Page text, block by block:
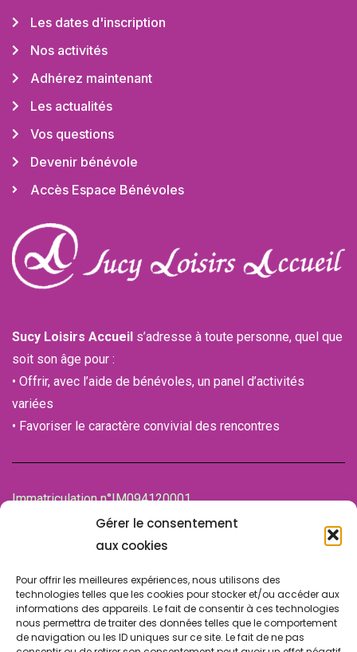
Gérer le consentement
aux cookies
Pour offrir les meilleures expériences, nous utilisons des
technologies telles que les cookies pour stocker et/ou accéder aux
informations des appareils. Le fait de consentir à ces technologies
nous permettra de traiter des données telles que le comportement
de navigation ou les ID uniques sur ce site. Le fait de ne pas
Les dates d'inscription
Nos activités
Adhérez maintenant
Les actualités
Vos questions
Devenir bénévole
Accès Espace Bénévoles
Sucy Loisirs Accueil s’adresse à toute personne, quel que
soit son âge pour :
• Offrir, avec l’aide de bénévoles, un panel d’activités
variées
• Favoriser le caractère convivial des rencontres
Immatriculation n°IM094120001
de la Chambre des associations (CDA)
94100 SAINT-MAUR-DES-FOSSES